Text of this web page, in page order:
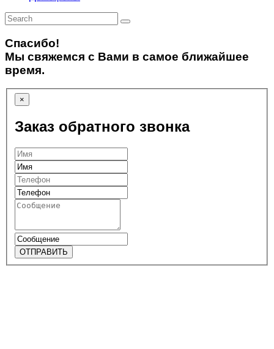
Спасибо!
Мы свяжемся с Вами в самое ближайшее
время.
×
Заказ обратного звонка
ОТПРАВИТЬ